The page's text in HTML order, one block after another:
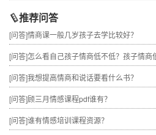
推荐问答
[问答]情商课一般几岁孩子去学比较好？
[问答]怎么看自己孩子情商低不低？孩子情商
[问答]我想提高情商和说话要看什么书？
[问答]顾三月情感课程pdf谁有？
[问答]谁有情感培训课程资源？